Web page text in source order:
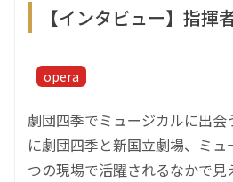
opera
【インタビュー】指揮
劇団四季でミュージカルに出
に劇団四季と新国立劇場、ミ
つの現場で活躍されるなかで見